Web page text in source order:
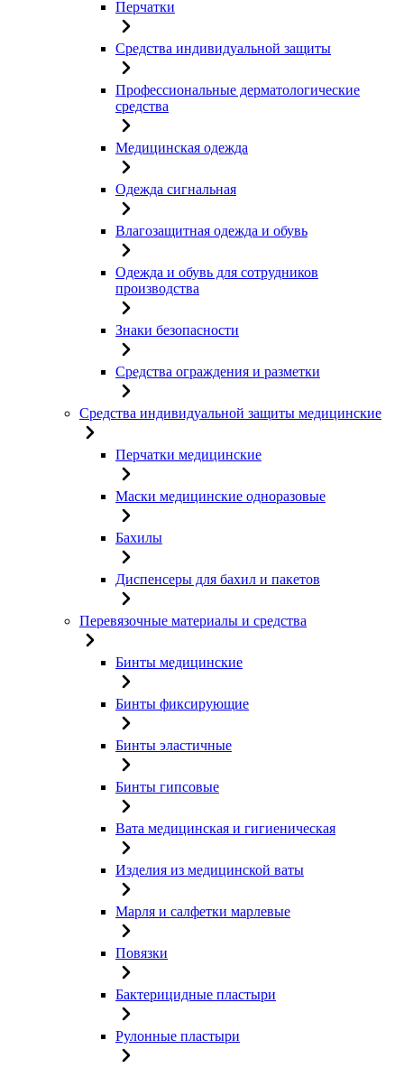
Перчатки
Средства индивидуальной защиты
Профессиональные дерматологические
средства
Медицинская одежда
Одежда сигнальная
Влагозащитная одежда и обувь
Одежда и обувь для сотрудников
производства
Знаки безопасности
Средства ограждения и разметки
Средства индивидуальной защиты медицинские
Перчатки медицинские
Маски медицинские одноразовые
Бахилы
Диспенсеры для бахил и пакетов
Перевязочные материалы и средства
Бинты медицинские
Бинты фиксирующие
Бинты эластичные
Бинты гипсовые
Вата медицинская и гигиеническая
Изделия из медицинской ваты
Марля и салфетки марлевые
Повязки
Бактерицидные пластыри
Рулонные пластыри